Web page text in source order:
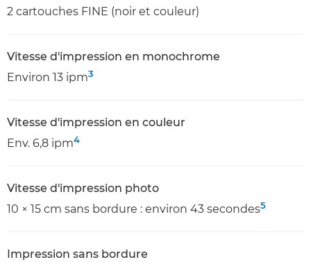
2 cartouches FINE (noir et couleur)
Vitesse d'impression en monochrome
Environ 13 ipm3
Vitesse d'impression en couleur
Env. 6,8 ipm4
Vitesse d'impression photo
10 × 15 cm sans bordure : environ 43 secondes5
Impression sans bordure